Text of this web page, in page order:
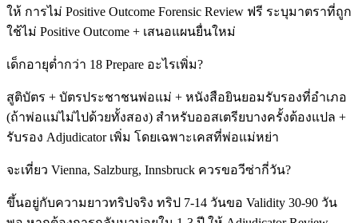
ให้ การไม่ Positive Outcome Forensic Review ฟรี ระบุมาตราที่ถูก
ใช้ไม่ Positive Outcome + เสนอแผนยื่นใหม่
เด็กอายุต่ำกว่า 18 Prepare อะไรเพิ่ม?
สูติบัตร + บัตรประชาชนพ่อแม่ + หนังสือยินยอมรับรองที่อำเภอ
(ถ้าพ่อแม่ไม่ไปด้วยทั้งสอง) สำหรับออสเตรียบางครั้งต้องแปล +
รับรอง Adjudicator เพิ่ม โดยเฉพาะเคสที่พ่อแม่หย่า
จะเที่ยว Vienna, Salzburg, Innsbruck ควรขอวีซ่ากี่วัน?
ขึ้นอยู่กับความยาวทริปจริง ทริป 7-14 วันขอ Validity 30-90 วัน